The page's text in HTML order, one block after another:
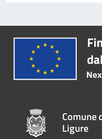
Comune
Ligure